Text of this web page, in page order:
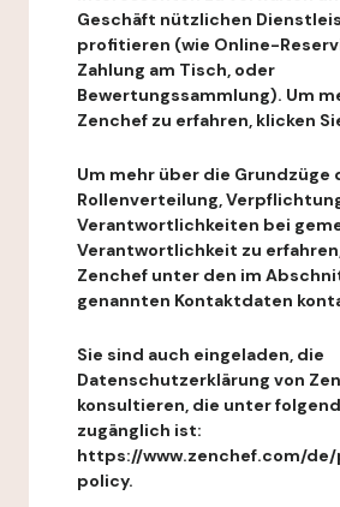
Geschäft nützlichen
profitieren (wie Online-
Zahlung am Tisch, oder
Bewertungssammlung). Um
Zenchef zu erfahren, klicken
Um mehr über die Grundzüge
Rollenverteilung,
Verantwortlichkeiten bei
Verantwortlichkeit zu
Zenchef unter den im
genannten Kontaktdaten
Sie sind auch eingeladen, die
Datenschutzerklärung von
konsultieren, die unter
zugänglich ist:
https://www.zenchef.com/
policy.